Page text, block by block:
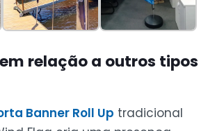
relação a outros tipos
Banner Roll Up tradicional